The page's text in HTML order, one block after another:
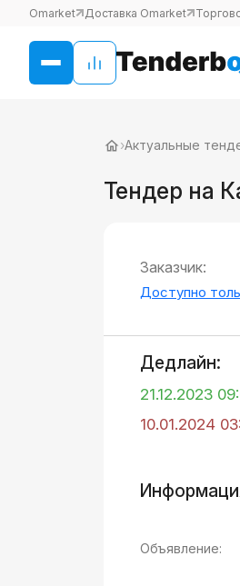
Omarket Доставка Omarket
›Актуальные
Тендер на
Заказчик:
Доступно
Дедлайн:
21.12.2023
10.01.2024
Объявление: